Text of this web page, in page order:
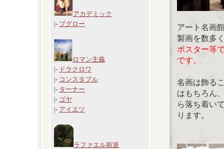
アカデミック
|- ブグロー
ロマン主義
|- ドラクロワ
|- コンスタブル
|- ターナー
|- ゴヤ
|- アイエツ
ラファエル前派
アート名画
製画を数多
ポスター等
です。
名画は飾る
はもちろん
ら落ち着い
ります。